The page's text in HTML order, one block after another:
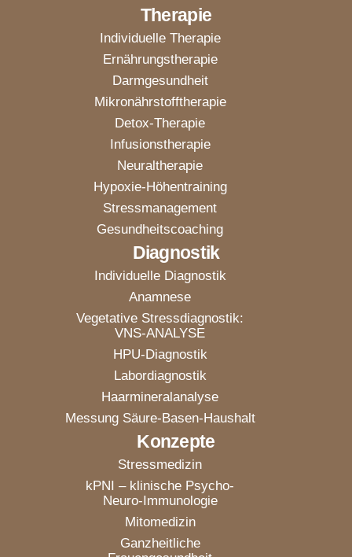
Konzepte
Stressmedizin
kPNI – klinische Psycho-
Neuro-Immunologie
Mitomedizin
Ganzheitliche
Diagnostik
Individuelle Diagnostik
Anamnese
Vegetative Stressdiagnostik:
VNS-ANALYSE
HPU-Diagnostik
Labordiagnostik
Haarmineralanalyse
Messung Säure-Basen-Haushalt
Therapie
Individuelle Therapie
Ernährungstherapie
Darmgesundheit
Mikronährstofftherapie
Detox-Therapie
Infusionstherapie
Neuraltherapie
Hypoxie-Höhentraining
Stressmanagement
Gesundheitscoaching